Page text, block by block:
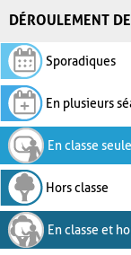
DÉROULEMENT
Sporadiques
En plusieurs
En classe
Hors classe
En classe et